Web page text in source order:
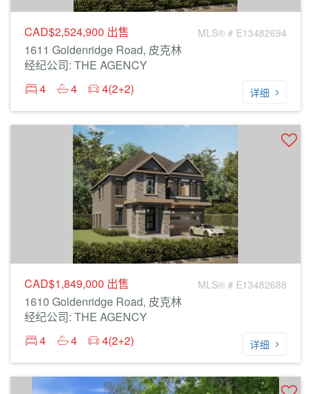
CAD$2,524,900 出售 MLS® # E13482694
1611 Goldenridge Road, 皮克林
经纪公司: THE AGENCY
4
4 4(2+2) 详细
CAD$1,849,000 出售 MLS® # E13482688
1610 Goldenridge Road, 皮克林
经纪公司: THE AGENCY
4
4 4(2+2) 详细